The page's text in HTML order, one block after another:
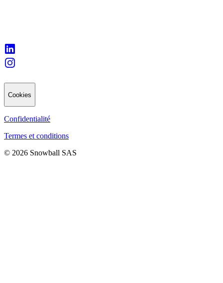
Cookies
Confidentialité
Termes et conditions
© 2026 Snowball SAS